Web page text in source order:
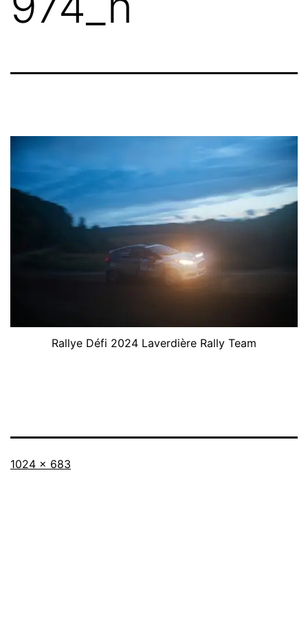
Rallye Défi 2024 Laverdière Rally Team
Full
1024 × 683